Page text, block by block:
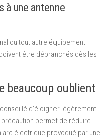
une antenne
ou tout autre équipement
être débranchés dès les
beaucoup oublient
d’éloigner légèrement
permet de réduire
arc électrique provoqué par une